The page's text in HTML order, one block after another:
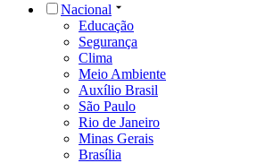
Nacional
Educação
Segurança
Clima
Meio Ambiente
Auxílio Brasil
São Paulo
Rio de Janeiro
Minas Gerais
Brasília